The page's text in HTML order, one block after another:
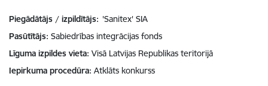
Piegādātājs / izpildītājs: 'Sanitex' SIA
Pasūtītājs Sabiedrības integrācijas fonds
Līguma izpildes vieta Visā Latvijas Republikas teritorijā
Iepirkuma procedūra Atklāts konkurss